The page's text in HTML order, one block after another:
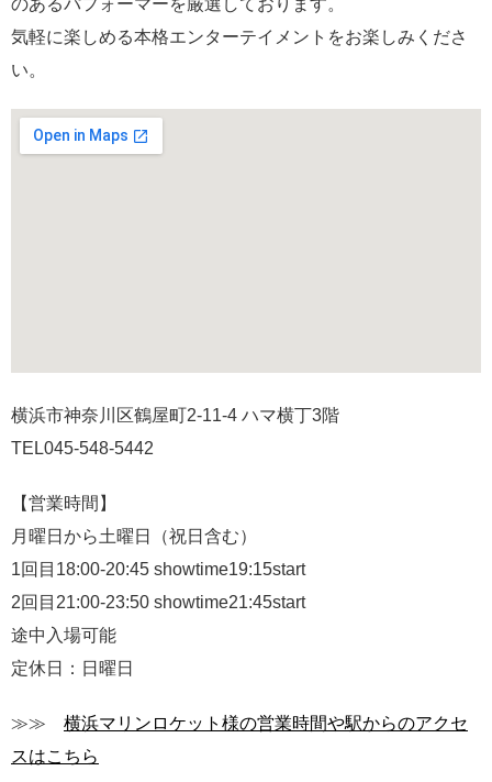
気軽に楽しめる本格エンターテイメントをお楽しみくださ
い。
横浜市神奈川区鶴屋町2-11-4 ハマ横丁3階
TEL045-548-5442
【営業時間】
月曜日から土曜日（祝日含む）
1回目18:00-20:45 showtime19:15start
2回目21:00-23:50 showtime21:45start
途中入場可能
定休日：日曜日
≫≫ 横浜マリンロケット様の営業時間や駅からのアクセ
スはこちら